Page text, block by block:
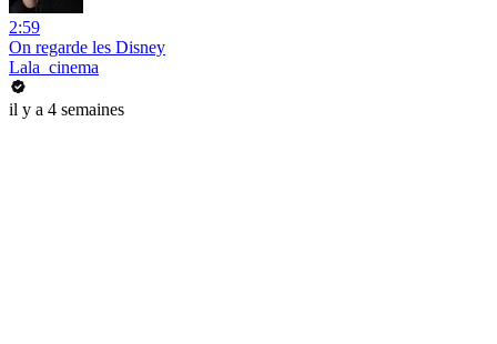
2:59
On regarde les Disney
Lala_cinema
il y a 4 semaines